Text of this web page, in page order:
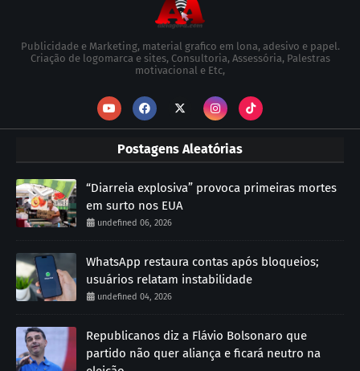
Publicidade e Marketing, material grafico em lona, adesivo e papel.
Criação de logomarca e sites, Consultoria, Assessória, Palestras
motivacional e Etc,
Postagens Aleatórias
“Diarreia explosiva” provoca primeiras mortes
em surto nos EUA
undefined 06, 2026
WhatsApp restaura contas após bloqueios;
usuários relatam instabilidade
undefined 04, 2026
Republicanos diz a Flávio Bolsonaro que
partido não quer aliança e ficará neutro na